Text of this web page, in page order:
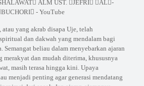
yang akrab disapa Uje, telah
dan dakwah yang mendalam bagi
Semangat beliau dalam menyebarkan ajaran
merakyat dan mudah diterima, khususnya
masih terasa hingga kini. Upaya
menjadi penting agar generasi mendatang